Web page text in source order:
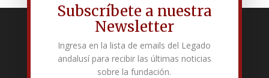
Edificio Corral del Carbón. Calle Mariana Pineda s/n. E-18009 –
Subscríbete a nuestra
Newsletter
Ingresa en la lista de emails del Legado
andalusí para recibir las últimas noticias
sobre la fundación.